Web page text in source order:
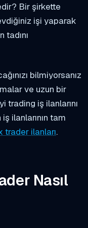
Bir şirkette
işi yaparak
tadını
bilmiyorsanız
ve uzun bir
trading iş ilanlarını
ilanlarının tam
ilanları.
Nasıl